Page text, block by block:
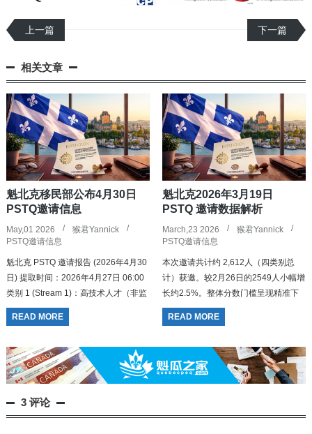
上一篇 下一篇
相关文章
魁北克移民部公布4月30日
PSTQ邀请信息
May,01 2026
猴君Yannick
PSTQ邀请信息
魁北克 PSTQ 邀请报告 (2026年4月30
日) 提取时间：2026年4月27日 06:00
类别 1 (Stream 1)：高技术人才（非监
管职业）- ...
READ MORE
魁北克2026年3月19日
PSTQ 邀请数据解析
March,23 2026
猴君Yannick
PSTQ邀请信息
本次邀请共计约 2,612人（四类别总
计）获邀。较2月26日的2549人小幅增
长约2.5%。整体分数门槛呈现精准下
调趋势，尤其是针对优先紧缺行业。
.pstq-container { f...
READ MORE
3 评论